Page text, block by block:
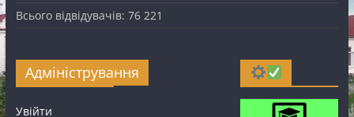
Всього відвідувачів: 76 221
Адміністрування
Увійти